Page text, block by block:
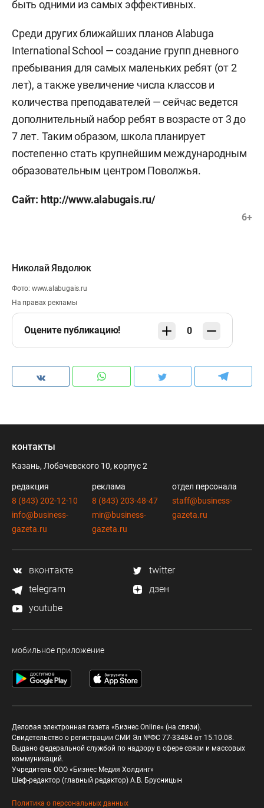
быть одними из самых эффективных.
Среди других ближайших планов Alabuga
International School — создание групп дневного
пребывания для самых маленьких ребят (от 2
лет), а также увеличение числа классов и
количества преподавателей — сейчас ведется
дополнительный набор ребят в возрасте от 3 до
7 лет. Таким образом, школа планирует
постепенно стать крупнейшим международным
образовательным центром Поволжья.
Сайт: http://www.alabugais.ru/
6+
Николай Явдолюк
Фото: www.alabugais.ru
На правах рекламы
Оцените публикацию! 0
контакты
Казань, Лобачевского 10, корпус 2
редакция
8 (843) 202-12-10
info@business-
gazeta.ru
реклама
8 (843) 203-48-47
mir@business-
gazeta.ru
отдел персонала
staff@business-
gazeta.ru
вконтакте
twitter
telegram
дзен
youtube
мобильное приложение
Деловая электронная газета «Бизнес Online» (на связи).
Свидетельство о регистрации СМИ Эл №ФС 77-33484 от 15.10.08.
Выдано федеральной службой по надзору в сфере связи и массовых
коммуникаций.
Учредитель ООО «Бизнес Медия Холдинг»
Шеф-редактор (главный редактор) А.В. Брусницын
Политика о персональных данных